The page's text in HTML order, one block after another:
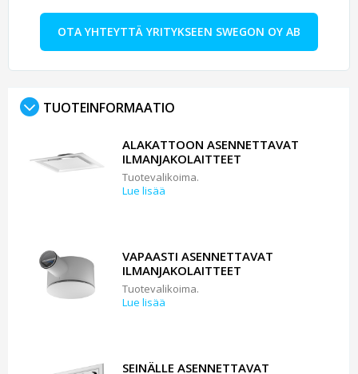
OTA YHTEYTTÄ YRITYKSEEN SWEGON OY AB
TUOTEINFORMAATIO
ALAKATTOON ASENNETTAVAT
ILMANJAKOLAITTEET
Tuotevalikoima.
Lue lisää
VAPAASTI ASENNETTAVAT
ILMANJAKOLAITTEET
Tuotevalikoima.
Lue lisää
SEINÄLLE ASENNETTAVAT